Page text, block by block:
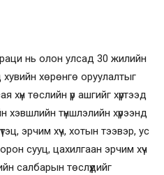
нь олон улсад 30 жилийн
хөрөнгө оруулалтыг
хүн төслийн үр ашгийг хүртээд
хэвшлийн түншлэлийн хүрээнд
эрчим хүч, хотын тээвэр, ус
сууц, цахилгаан эрчим хүч
салбарын төслүүдийг